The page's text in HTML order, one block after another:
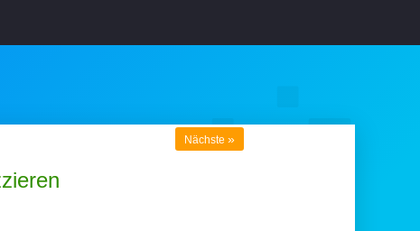
Nächste »